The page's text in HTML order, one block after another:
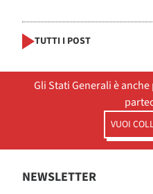
TUTTI I POST
Gli Stati Generali è
VUOI
NEWSLETTER